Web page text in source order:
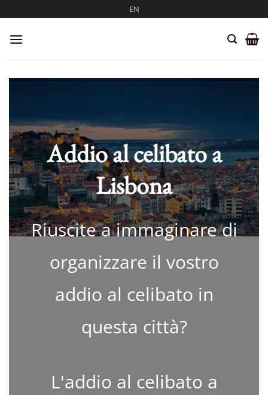
ai
contenuti
EN
Addio al celibato a
Lisbona
Riuscite a immaginare di
organizzare il vostro
addio al celibato in
questa città?
L'addio al celibato a